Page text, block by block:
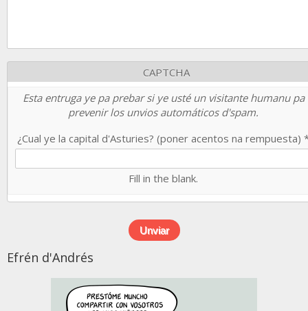
CAPTCHA
Esta entruga ye pa prebar si ye usté un visitante humanu pa
prevenir los unvios automáticos d'spam.
¿Cual ye la capital d'Asturies? (poner acentos na rempuesta)
Fill in the blank.
Efrén d'Andrés